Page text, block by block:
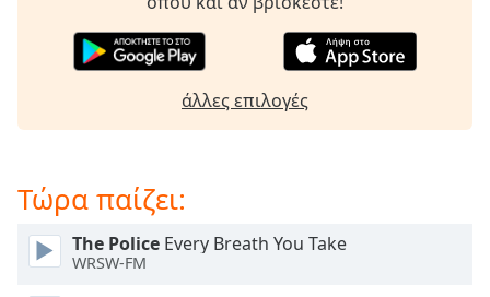
will
close
window.
άλλες επιλογές
Τώρα παίζει:
The Police Every Breath You Take
WRSW-FM